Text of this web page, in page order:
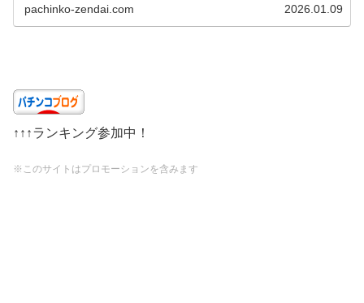
pachinko-zendai.com 2026.01.09
↑↑↑ランキング参加中！
※このサイトはプロモーションを含みます